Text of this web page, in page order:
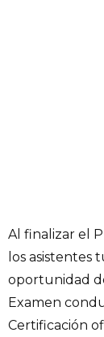
Al finalizar el
los asistentes
oportunidad
Examen
Certificación